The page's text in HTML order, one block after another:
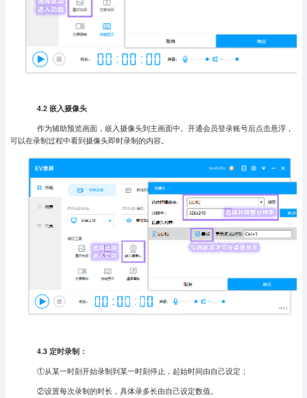
4.2 嵌入摄像头
作为辅助预览画面，嵌入摄像头到主画面中。开通会员登录账号后点击悬浮，
可以在录制过程中看到摄像头即时录制的内容。
4.3 定时录制：
①从某一时刻开始录制到某一时刻停止，起始时间由自己设定；
②设置每次录制的时长，具体录多长由自己设定数值。